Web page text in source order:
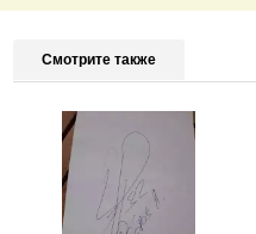
Смотрите также